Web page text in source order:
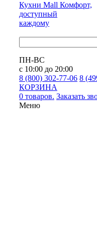
Кухни Mall Комфорт,
доступный
каждому
ПН-ВС
с 10:00 до 20:00
8 (800) 302-77-06 8
КОРЗИНА
0 товаров. Заказать
Меню